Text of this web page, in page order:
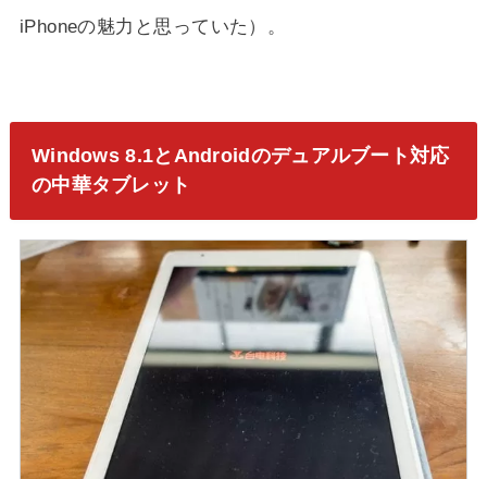
iPhoneの魅力と思っていた）。
Windows 8.1とAndroidのデュアルブート対応
の中華タブレット